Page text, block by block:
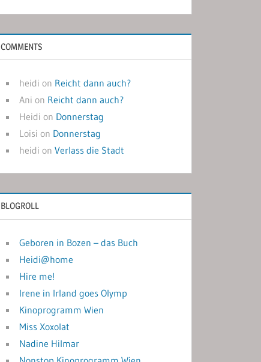
COMMENTS
heidi on Reicht dann auch?
Ani on Reicht dann auch?
Heidi on Donnerstag
Loisi on Donnerstag
heidi onVerlass die Stadt
BLOGROLL
Geboren in Bozen – das Buch
Heidi@home
Hire me!
Irene in Irland goes Olymp
Kinoprogramm Wien
Miss Xoxolat
Nadine Hilmar